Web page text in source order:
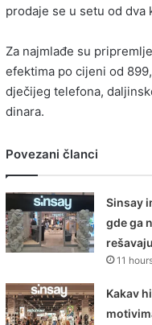
prodaje se u setu od dva
Za najmlađe su
efektima po cijeni od
dječijeg telefona,
dinara.
Povezani članci
Sinsay
gde ga
11
Kakav